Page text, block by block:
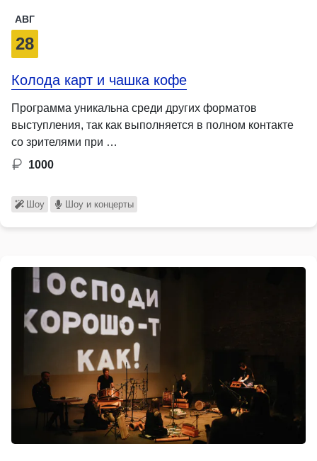
АВГ
28
Колода карт и чашка кофе
Программа уникальна среди других форматов
выступления, так как выполняется в полном контакте
со зрителями при …
1000
Шоу Шоу и концерты